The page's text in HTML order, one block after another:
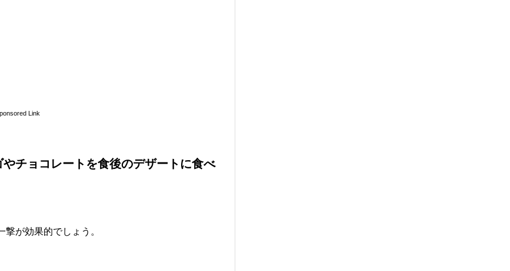
Link
やチョコレートを食後のデザートに食べ
撃が効果的でしょう。